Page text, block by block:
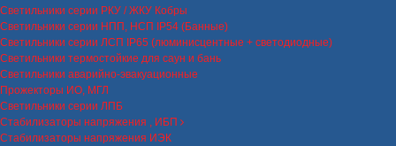
Светильники серии РКУ / ЖКУ Кобры
Светильники серии НПП, НСП IP54 (Банные)
Светильники серии ЛСП IP65 (люминисцентные + светодиодные)
Светильники термостойкие для саун и бань
Светильники аварийно-эвакуационные
Прожекторы ИО, МГЛ
Светильники серии ЛПБ
Стабилизаторы напряжения , ИБП
Стабилизаторы напряжения ИЭК